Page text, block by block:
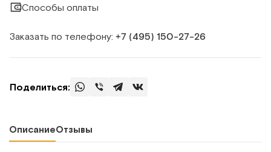
Способы оплаты
Заказать по телефону: +7 (495) 150‑27‑26
Поделиться:
ОписаниеОтзывы